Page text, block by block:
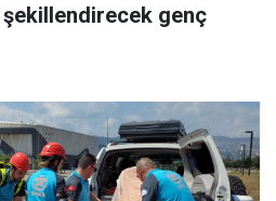
genç